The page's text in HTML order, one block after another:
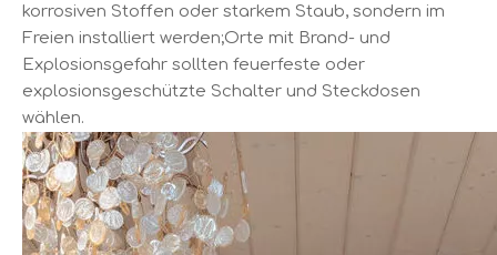
korrosiven Stoffen oder starkem Staub, sondern im
Freien installiert werden;Orte mit Brand- und
Explosionsgefahr sollten feuerfeste oder
explosionsgeschützte Schalter und Steckdosen
wählen.